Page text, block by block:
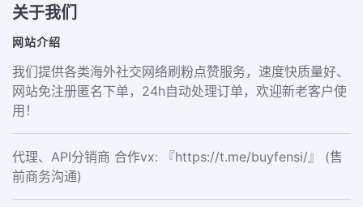
关于我们
网站介绍
我们提供各类海外社交网络刷粉点赞服务，速度快质量好、
网站免注册匿名下单，24h自动处理订单，欢迎新老客户使
用！
代理、API分销商 合作vx: 『https://t.me/buyfensi/』 (售
前商务沟通)